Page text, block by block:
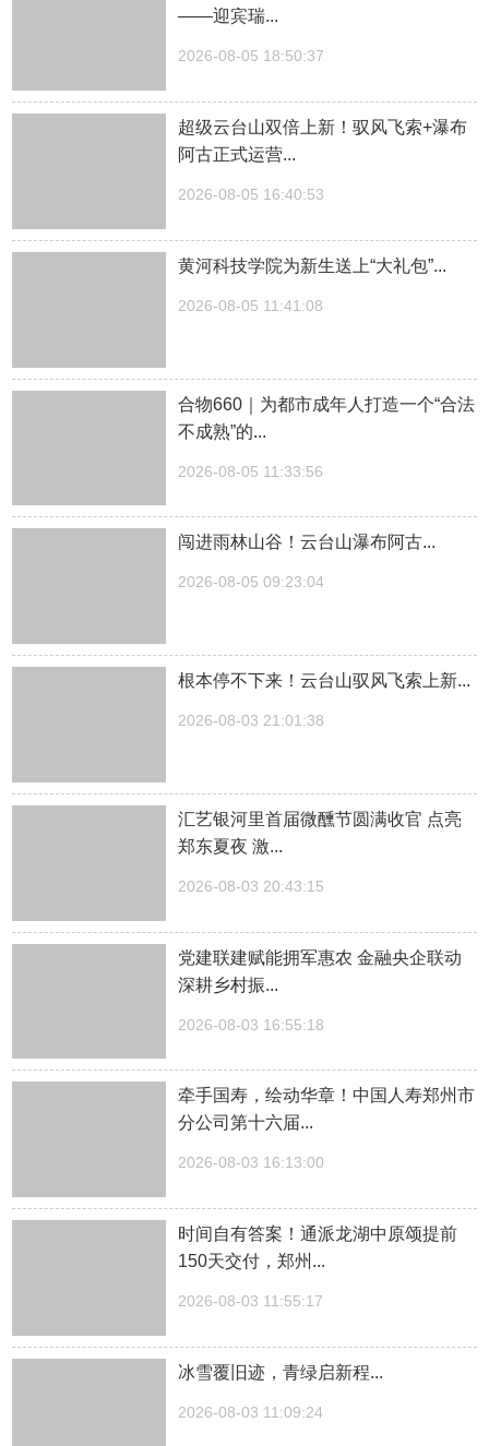
——迎宾瑞...
2026-08-05 18:50:37
超级云台山双倍上新！驭风飞索+瀑布
阿古正式运营...
2026-08-05 16:40:53
黄河科技学院为新生送上“大礼包”...
2026-08-05 11:41:08
合物660｜为都市成年人打造一个“合法
不成熟”的...
2026-08-05 11:33:56
闯进雨林山谷！云台山瀑布阿古...
2026-08-05 09:23:04
根本停不下来！云台山驭风飞索上新...
2026-08-03 21:01:38
汇艺银河里首届微醺节圆满收官 点亮
郑东夏夜 激...
2026-08-03 20:43:15
党建联建赋能拥军惠农 金融央企联动
深耕乡村振...
2026-08-03 16:55:18
牵手国寿，绘动华章！中国人寿郑州市
分公司第十六届...
2026-08-03 16:13:00
时间自有答案！通派龙湖中原颂提前
150天交付，郑州...
2026-08-03 11:55:17
冰雪覆旧迹，青绿启新程...
2026-08-03 11:09:24